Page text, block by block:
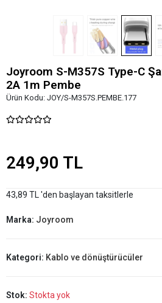
Joyroom S-M357S Type-C
2A 1m Pembe
Ürün Kodu: JOY/S-M357S.PEMBE.177
249,90 TL
43,89 TL 'den başlayan taksitlerle
Marka: Joyroom
Kategori: Kablo ve dönüştürücüler
Stok: Stokta yok